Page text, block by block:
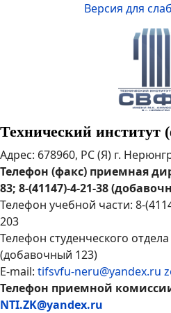
Версия для
Технический
Адрес: 678960, РС (Я) г.
Телефон (факс) приемная
83; 8-(41147)-4-21-38
Телефон учебной части: 8-
203
Телефон студенческого
(добавочный 123)
E-mail: tifsvfu-neru@yandex.ru
Телефон приемной
NTI.ZK@yandex.ru